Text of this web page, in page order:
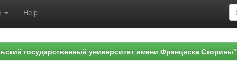
Help
государственный университет имени Франциска Скорины"